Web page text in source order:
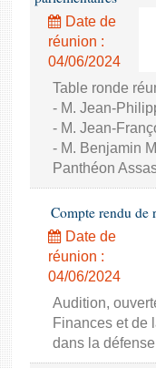
Date de
réunion :
04/06/2024
Table ronde
- M. Jean-
- M. Jean-
- M. Benjamin
Panthéon
Compte rendu de
Date de
réunion :
04/06/2024
Audition,
Finances et de
dans la